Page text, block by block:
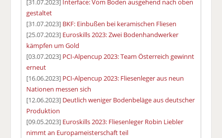
[31.07.2023] Interface: Vom Boden ausgehend nach oben
gestaltet
[31.07.2023] BKF: Einbußen bei keramischen Fliesen
[25.07.2023] Euroskills 2023: Zwei Bodenhandwerker
kämpfen um Gold
[03.07.2023] PCI-Alpencup 2023: Team Österreich gewinnt
erneut
[16.06.2023] PCI-Alpencup 2023: Fliesenleger aus neun
Nationen messen sich
[12.06.2023] Deutlich weniger Bodenbeläge aus deutscher
Produktion
[09.05.2023] Euroskills 2023: Fliesenleger Robin Liebler
nimmt an Europameisterschaft teil